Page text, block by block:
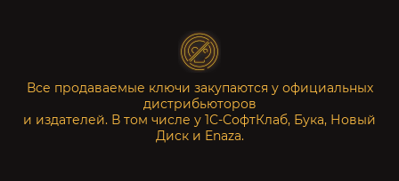
Все продаваемые ключи закупаются у официальных
дистрибьюторов
и издателей. В том числе у 1С-СофтКлаб, Бука, Новый
Диск и Enaza.